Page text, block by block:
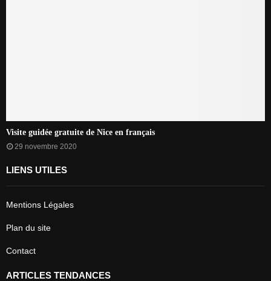
Visite guidée gratuite de Nice en français
29 novembre 2020
LIENS UTILES
Mentions Légales
Plan du site
Contact
ARTICLES TENDANCES